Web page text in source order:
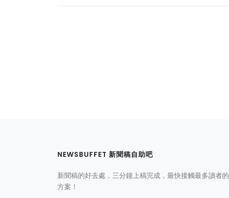
NEWSBUFFET 新聞稿自助吧
新聞稿的好去處，三分鐘上稿完成，最快接觸最多讀者的
方案！